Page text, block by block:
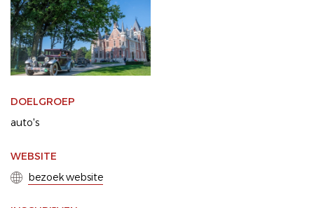
DOELGROEP
auto's
WEBSITE
bezoek website